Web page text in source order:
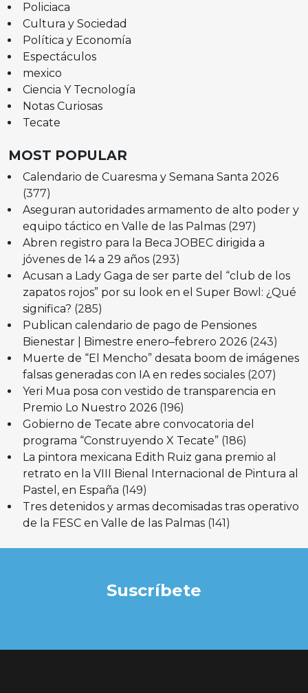
Policiaca
Cultura y Sociedad
Política y Economía
Espectáculos
mexico
Ciencia Y Tecnología
Notas Curiosas
Tecate
MOST POPULAR
Calendario de Cuaresma y Semana Santa 2026
(377)
Aseguran autoridades armamento de alto poder y
equipo táctico en Valle de las Palmas (297)
Abren registro para la Beca JOBEC dirigida a
jóvenes de 14 a 29 años (293)
Acusan a Lady Gaga de ser parte del “club de los
zapatos rojos” por su look en el Super Bowl: ¿Qué
significa? (285)
Publican calendario de pago de Pensiones
Bienestar | Bimestre enero–febrero 2026 (243)
Muerte de “El Mencho” desata boom de imágenes
falsas generadas con IA en redes sociales (207)
Yeri Mua posa con vestido de transparencia en
Premio Lo Nuestro 2026 (196)
Gobierno de Tecate abre convocatoria del
programa “Construyendo X Tecate” (186)
La pintora mexicana Edith Ruiz gana premio al
retrato en la VIII Bienal Internacional de Pintura al
Pastel, en España (149)
Tres detenidos y armas decomisadas tras operativo
de la FESC en Valle de las Palmas (141)
Suscríbete